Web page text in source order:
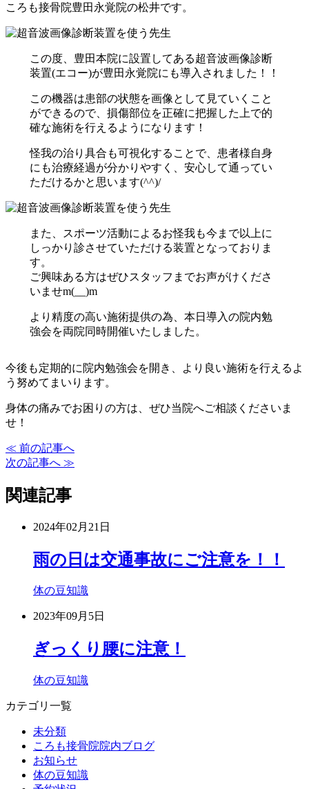
ころも接骨院豊田永覚院の松井です。
この度、豊田本院に設置してある超音波画像診断
装置(エコー)が豊田永覚院にも導入されました！！
この機器は患部の状態を画像として見ていくこと
ができるので、損傷部位を正確に把握した上で的
確な施術を行えるようになります！
怪我の治り具合も可視化することで、患者様自身
にも治療経過が分かりやすく、安心して通ってい
ただけるかと思います(^^)/
また、スポーツ活動によるお怪我も今まで以上に
しっかり診させていただける装置となっておりま
す。
ご興味ある方はぜひスタッフまでお声がけくださ
いませm(__)m
より精度の高い施術提供の為、本日導入の院内勉
強会を両院同時開催いたしました。
今後も定期的に院内勉強会を開き、より良い施術を行えるよ
う努めてまいります。
身体の痛みでお困りの方は、ぜひ当院へご相談くださいま
せ！
≪ 前の記事へ
次の記事へ ≫
関連記事
2024年02月21日
雨の日は交通事故にご注意を！！
体の豆知識
2023年09月5日
ぎっくり腰に注意！
体の豆知識
カテゴリ一覧
未分類
ころも接骨院院内ブログ
お知らせ
体の豆知識